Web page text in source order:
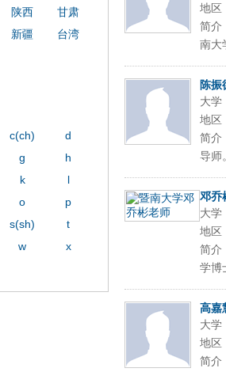
地区
简介
南大
陈振
大学
地区
简介
导师
邓乔
大学
地区
简介
学博
高嘉
大学
地区
简介
陕西
甘肃
新疆
台湾
c(ch)
d
g
h
k
l
o
p
s(sh)
t
w
x